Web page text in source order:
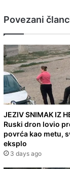
Povezani
JEZIV SNIMAK IZ
Ruski dron lovio
povrća kao metu,
eksplo
3 days ago